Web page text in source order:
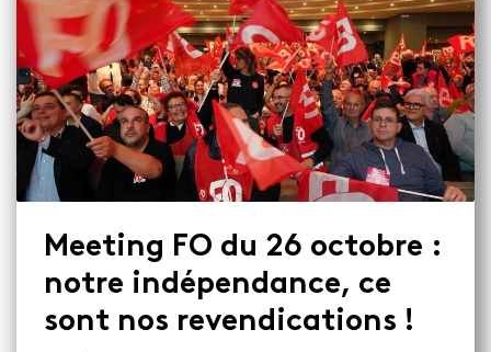
Meeting FO du 26 octobre :
notre indépendance, ce
sont nos revendications !